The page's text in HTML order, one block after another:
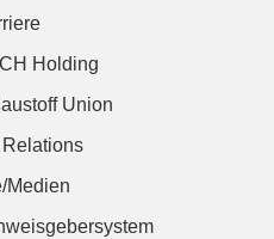
Holding
Union
Relations
Medien